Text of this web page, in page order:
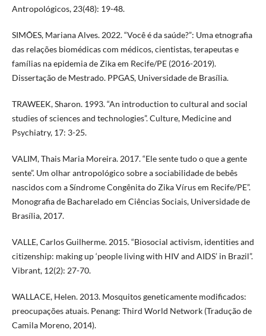
Antropológicos, 23(48): 19-48.
SIMÕES, Mariana Alves. 2022. “Você é da saúde?”: Uma etnografia
das relações biomédicas com médicos, cientistas, terapeutas e
famílias na epidemia de Zika em Recife/PE (2016-2019).
Dissertação de Mestrado. PPGAS, Universidade de Brasília.
TRAWEEK, Sharon. 1993. “An introduction to cultural and social
studies of sciences and technologies”. Culture, Medicine and
Psychiatry, 17: 3-25.
VALIM, Thais Maria Moreira. 2017. “Ele sente tudo o que a gente
sente”. Um olhar antropológico sobre a sociabilidade de bebês
nascidos com a Síndrome Congênita do Zika Vírus em Recife/PE”.
Monografia de Bacharelado em Ciências Sociais, Universidade de
Brasília, 2017.
VALLE, Carlos Guilherme. 2015. “Biosocial activism, identities and
citizenship: making up ‘people living with HIV and AIDS’ in Brazil”.
Vibrant, 12(2): 27-70.
WALLACE, Helen. 2013. Mosquitos geneticamente modificados:
preocupações atuais. Penang: Third World Network (Tradução de
Camila Moreno, 2014).